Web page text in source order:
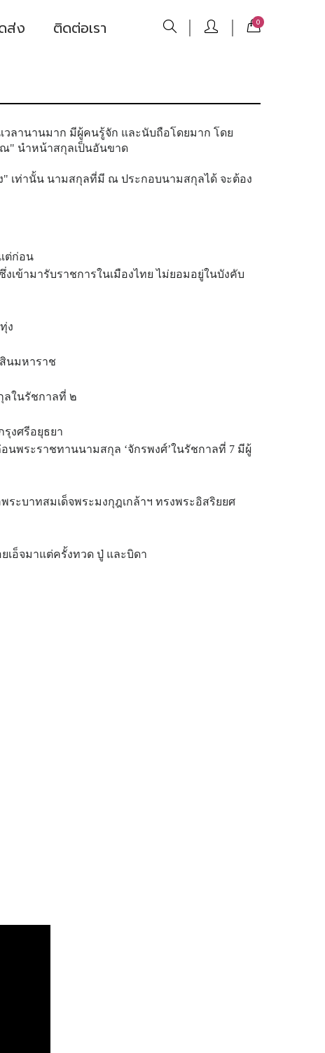
ส่ง ติดต่อเรา 0
ลานานมาก มีผู้คนรู้จัก และนับถือโดยมาก โดย
ณ" นำหน้าสกุลเป็นอันขาด
" เท่านั้น นามสกุลที่มี ณ ประกอบนามสกุลได้ จะต้อง
ต่ก่อน
เข้ามารับราชการในเมืองไทย ไม่ยอมอยู่ในบังคับ
ง
นมหาราช
ลในรัชกาลที่ ๒
งศรีอยุธยา
พระราชทานนามสกุล ‘จักรพงศ์’ในรัชกาลที่ 7 มีผู้
ระบาทสมเด็จพระมงกุฎเกล้าฯ ทรงพระอิสริยยศ
เอ็จมาแต่ครั้งทวด ปู่ และบิดา